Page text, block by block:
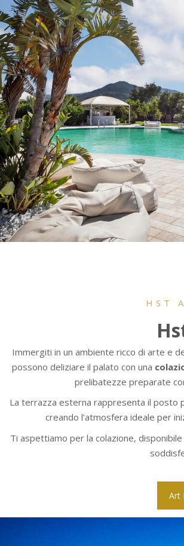
HST
Immergiti in un ambiente ricco di arte e
possono deliziare il palato con una
prelibatezze preparate
La terrazza esterna rappresenta il
creando l’atmosfera ideale per
Ti aspettiamo per la colazione,
Art